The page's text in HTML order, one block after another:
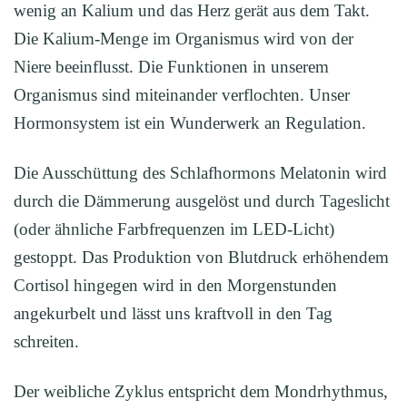
wenig an Kalium und das Herz gerät aus dem Takt.
Die Kalium-Menge im Organismus wird von der
Niere beeinflusst. Die Funktionen in unserem
Organismus sind miteinander verflochten. Unser
Hormonsystem ist ein Wunderwerk an Regulation.
Die Ausschüttung des Schlafhormons Melatonin wird
durch die Dämmerung ausgelöst und durch Tageslicht
(oder ähnliche Farbfrequenzen im LED-Licht)
gestoppt. Das Produktion von Blutdruck erhöhendem
Cortisol hingegen wird in den Morgenstunden
angekurbelt und lässt uns kraftvoll in den Tag
schreiten.
Der weibliche Zyklus entspricht dem Mondrhythmus,